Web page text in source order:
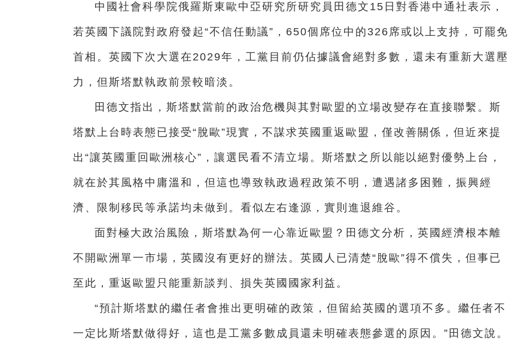
中國社會科學院俄羅斯東歐中亞研究所研究員田德文15日對香港中通社表示，
若英國下議院對政府發起“不信任動議”，650個席位中的326席或以上支持，可罷免
首相。英國下次大選在2029年，工黨目前仍佔據議會絕對多數，還未有重新大選壓
力，但斯塔默執政前景較暗淡。
田德文指出，斯塔默當前的政治危機與其對歐盟的立場改變存在直接聯繫。斯
塔默上台時表態已接受“脫歐”現實，不謀求英國重返歐盟，僅改善關係，但近來提
出“讓英國重回歐洲核心”，讓選民看不清立場。斯塔默之所以能以絕對優勢上台，
就在於其風格中庸溫和，但這也導致執政過程政策不明，遭遇諸多困難，振興經
濟、限制移民等承諾均未做到。看似左右逢源，實則進退維谷。
面對極大政治風險，斯塔默為何一心靠近歐盟？田德文分析，英國經濟根本離
不開歐洲單一市場，英國沒有更好的辦法。英國人已清楚“脫歐”得不償失，但事已
至此，重返歐盟只能重新談判、損失英國國家利益。
“預計斯塔默的繼任者會推出更明確的政策，但留給英國的選項不多。繼任者不
一定比斯塔默做得好，這也是工黨多數成員還未明確表態參選的原因。”田德文說。